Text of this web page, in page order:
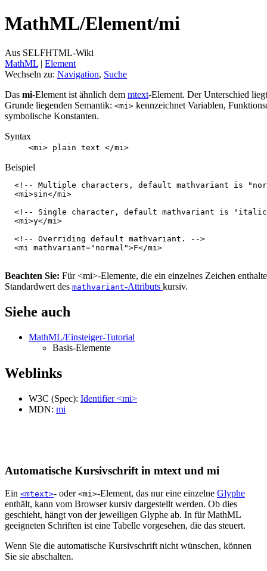
MathML/Element/mi
Aus SELFHTML-Wiki
MathML ‎ | Element
Wechseln zu: Navigation, Suche
Das mi-Element ist ähnlich dem mtext-Element. Der Unterschied
Grunde liegenden Semantik: <mi> kennzeichnet Variablen,
symbolische Konstanten.
Syntax
<mi> plain text </mi>
Beispiel
<!-- Multiple characters, default mathvariant is
<mi >sin</mi >
<!-- Single character, default mathvariant is
<mi >y</mi >
<!-- Overriding default mathvariant. -->
<mi mathvariant="normal">F</mi >
Beachten Sie: Für <mi>-Elemente, die ein einzelnes Zeichen
Standardwert des mathvariant-Attributs kursiv.
Siehe auch
MathML/Einsteiger-Tutorial
Basis-Elemente
Weblinks
W3C (Spec): Identifier <mi>
MDN: mi
Automatische Kursivschrift in mtext und mi
Ein <mtext>- oder <mi>-Element, das nur eine einzelne Glyphe
enthält, kann vom Browser kursiv dargestellt werden. Ob dies
geschieht, hängt von der jeweiligen Glyphe ab. In für MathML
geeigneten Schriften ist eine Tabelle vorgesehen, die das steuert.
Wenn Sie die automatische Kursivschrift nicht wünschen, können
Sie sie abschalten.